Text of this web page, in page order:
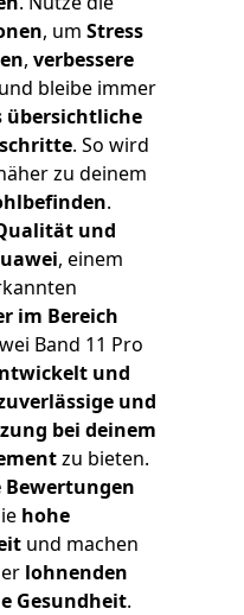
, um Stress
, verbessere
und bleibe immer
übersichtliche
. So wird
zu deinem
.
und
, einem
im Bereich
Band 11 Pro
und
und
bei deinem
zu bieten.
Bewertungen
hohe
und machen
lohnenden
Gesundheit.